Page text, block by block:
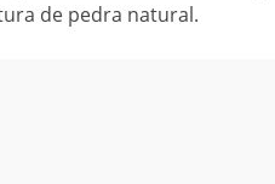
de pedra natural.